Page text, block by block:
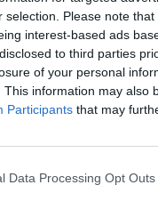
selection. Please note
interest-based ads
to third parties
of your personal
This information may also
Participants that may
Data Processing Opt Outs
primera en la
lado, es vocal de la
se harán
de ser una lista
hacia la figura de
Con esta
para resolver los
Entre los